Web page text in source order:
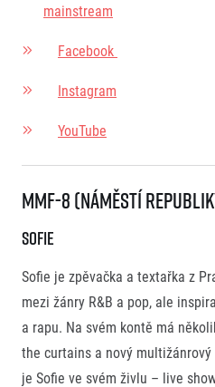
mainstream
Facebook
Instagram
YouTube
MMF-8 (Náměstí
Sofie
Sofie je zpěvačka a textařka z
mezi žánry R&B a pop, ale
a rapu. Na svém kontě má
the curtains a nový multižánrový
je Sofie ve svém živlu – live